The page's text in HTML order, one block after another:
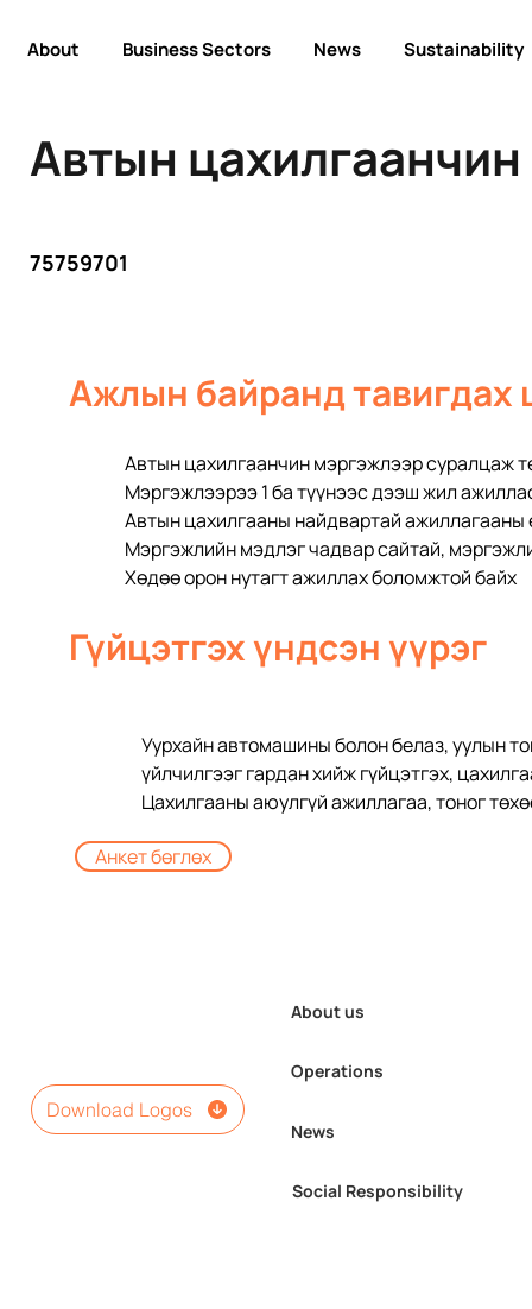
About Business Sectors News Sustainability
Автын цахилгаанчин
75759701
Ажлын байранд тавигдах
Автын цахилгаанчин мэргэжлээр суралцаж
Мэргэжлээрээ 1 ба түүнээс дээш жил
Автын цахилгааны найдвартай ажиллагааны
Мэргэжлийн мэдлэг чадвар сайтай,
Хөдөө орон нутагт ажиллах боломжтой байх
Гүйцэтгэх үндсэн үүрэг
Уурхайн автомашины болон белаз, уулын
үйлчилгээг гардан хийж гүйцэтгэх,
Цахилгааны аюулгүй ажиллагаа, тоног
Анкет бөглөх
Download Logos
About us
Operations
News
Social Responsibility